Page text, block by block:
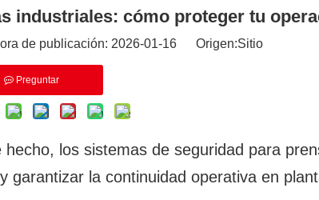
industriales: cómo proteger tu
de publicación: 2026-01-16 Origen:Sitio
Preguntar
los sistemas de seguridad para
la continuidad operativa en